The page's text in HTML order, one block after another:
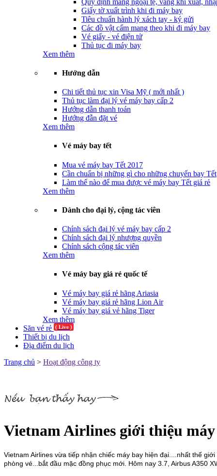
Giấy tờ xuất trình khi đi máy bay
Tiêu chuẩn hành lý xách tay - ký gửi
Các đồ vật cấm mang theo khi đi máy bay
Vé giấy - vé điện tử
Thủ tục đi máy bay
Xem thêm
Hướng dẫn
Chi tiết thủ tục xin Visa Mỹ ( mới nhất )
Thủ tục làm đại lý vé máy bay cấp 2
Hướng dẫn thanh toán
Hướng đẫn đặt vé
Xem thêm
Vé máy bay tết
Mua vé máy bay Tết 2017
Cần chuẩn bị những gì cho những chuyến bay Tết
Làm thế nào để mua được vé máy bay Tết giá rẻ
Xem thêm
Dành cho đại lý, cộng tác viên
Chính sách đại lý vé máy bay cấp 2
Chính sách đại lý nhượng quyền
Chính sách cộng tác viên
Xem thêm
Vé máy bay giá rẻ quốc tế
Vé máy bay giá rẻ hãng Ariasia
Vé máy bay giá rẻ hãng Lion Air
Vé máy bay giá vẻ hãng Tiger
Xem thêm
Săn vé rẻ ( Live )
Thiết bị du lịch
Địa điểm du lịch
Trang chủ > Hoạt động công ty
Vietnam Airlines giới thiệu
Vietnam Airlines vừa tiếp nhận chiếc máy bay hiện đại....nhất thế
phòng vé...bắt đầu mặc đồng phục mới. Hôm nay 3.7, Airbus A350